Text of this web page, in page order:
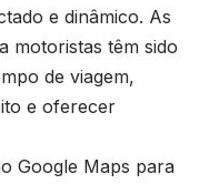
e dinâmico. As
motoristas têm sido
de viagem,
e oferecer
Google Maps para